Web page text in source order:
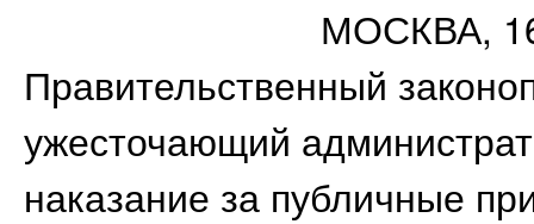
МОСКВА,
Правительственный
ужесточающий
наказание за публичные